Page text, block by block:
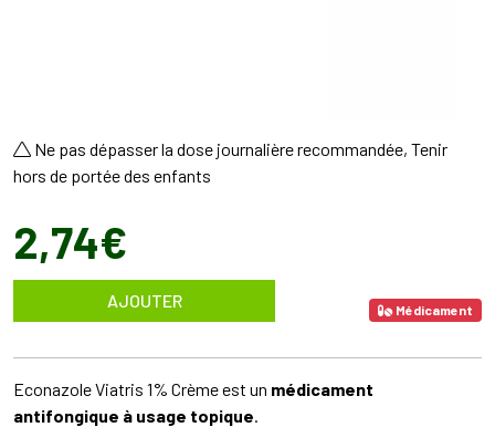
Ne pas dépasser la dose journalière recommandée, Tenir
hors de portée des enfants
2,74€
AJOUTER Médicament
Econazole Viatris 1% Crème est un médicament
antifongique à usage topique.